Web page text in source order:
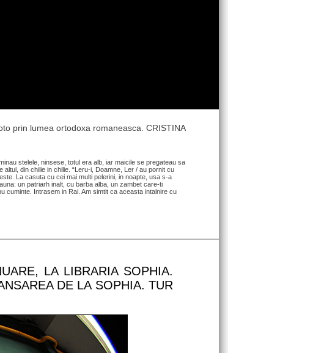
prin lumea ortodoxa romaneasca. CRISTINA
stelele, ninsese, totul era alb, iar maicile se pregateau sa
din chilie in chilie. “Leru-i, Doamne, Ler / au pornit cu
La casuta cu cei mai multi pelerini, in noapte, usa s-a
un patriarh inalt, cu barba alba, un zambet care-ti
cuminte. Intrasem in Rai. Am simtit ca aceasta intalnire cu
LA LIBRARIA SOPHIA.
DE LA SOPHIA. TUR